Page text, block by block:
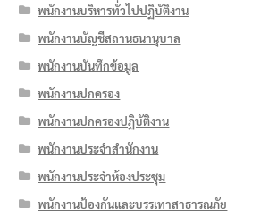
พนักงานบริหารทั่วไปปฏิบัติงาน
พนักงานบัญชีสถานธนานุบาล
พนักงานบันทึกข้อมูล
พนักงานปกครอง
พนักงานปกครองปฏิบัติงาน
พนักงานประจำสำนักงาน
พนักงานประจำห้องประชุม
พนักงานป้องกันและบรรเทาสาธารณภัย